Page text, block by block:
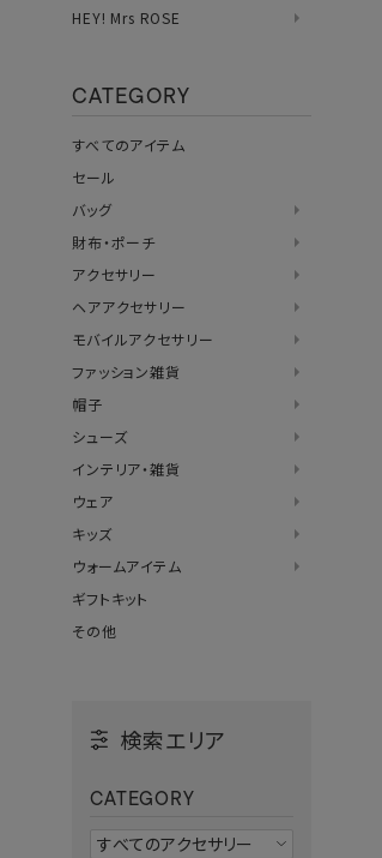
HEY! Mrs ROSE
CATEGORY
すべてのアイテム
セール
バッグ
財布・ポーチ
アクセサリー
ヘアアクセサリー
モバイルアクセサリー
ファッション雑貨
帽子
シューズ
インテリア・雑貨
ウェア
キッズ
ウォームアイテム
ギフトキット
その他
検索エリア
CATEGORY